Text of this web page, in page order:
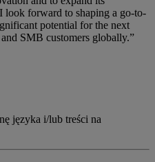
look forward to shaping a go-to-
potential for the next
SMB customers globally.”
języka i/lub treści na